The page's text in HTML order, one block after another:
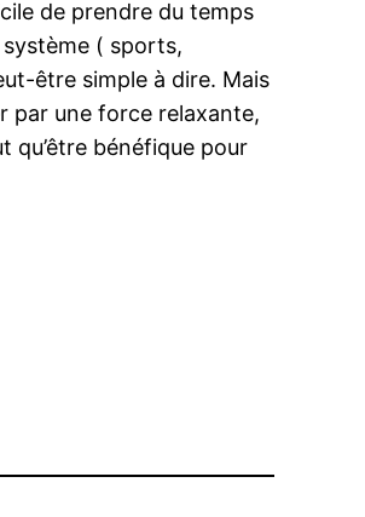
de prendre du temps
( sports,
être simple à dire. Mais
par une force relaxante,
qu’être bénéfique pour